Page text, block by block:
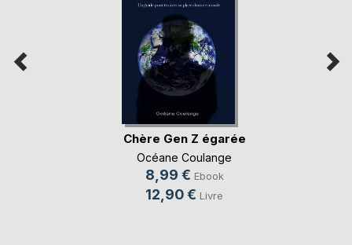
Chère Gen Z égarée
Océane Coulange
8,99 € Ebook
12,90 € Livre